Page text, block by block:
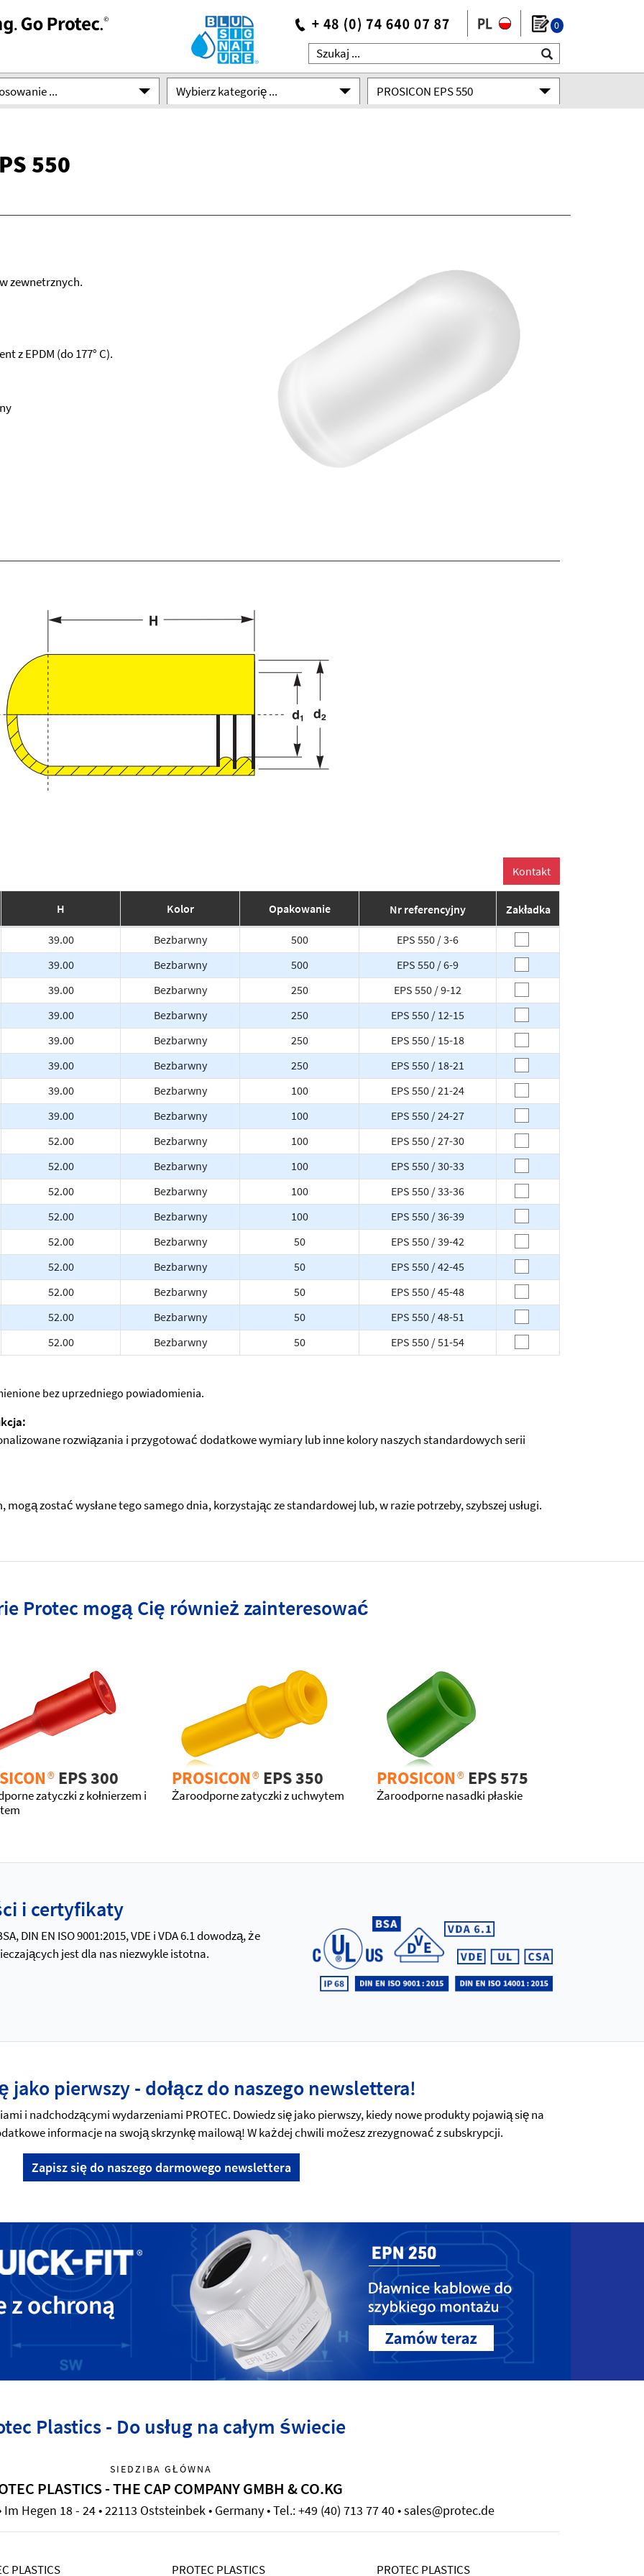
0
... Wybierz kategorię ... PROSICON EPS 550
550
zewnetrznych.
z EPDM (do 177° C).
H Kolor Opakowanie Nr referencyjny Zakładka
39.00 Bezbarwny 500
EPS 550 / 3-6
39.00 Bezbarwny 500
EPS 550 / 6-9
39.00 Bezbarwny 250
EPS 550 / 9-12
39.00 Bezbarwny 250
EPS 550 / 12-15
39.00 Bezbarwny 250
EPS 550 / 15-18
39.00 Bezbarwny 250
EPS 550 / 18-21
39.00 Bezbarwny 100
EPS 550 / 21-24
39.00 Bezbarwny 100
EPS 550 / 24-27
52.00 Bezbarwny 100
EPS 550 / 27-30
52.00 Bezbarwny 100
EPS 550 / 30-33
52.00 Bezbarwny 100
EPS 550 / 33-36
52.00 Bezbarwny 100
EPS 550 / 36-39
52.00 Bezbarwny 50
EPS 550 / 39-42
52.00 Bezbarwny 50
EPS 550 / 42-45
52.00 Bezbarwny 50
EPS 550 / 45-48
52.00 Bezbarwny 50
EPS 550 / 48-51
52.00 Bezbarwny 50 EPS 550 / 51-54
bez uprzedniego powiadomienia.
rozwiązania i przygotować dodatkowe wymiary lub inne kolory naszych standardowych serii
zostać wysłane tego samego dnia, korzystając ze standardowej lub, w razie potrzeby, szybszej usługi.
Protec mogą Cię również zainteresować
®EPS 300
zatyczki z kołnierzem i
PROSICON®EPS 350
Żaroodporne zatyczki z uchwytem
PROSICON®EPS 575
Żaroodporne nasadki płaskie
i certyfikaty
DIN EN ISO 9001:2015, VDE i VDA 6.1 dowodzą, że
jest dla nas niezwykle istotna.
jako pierwszy - dołącz do naszego newslettera!
i nadchodzącymi wydarzeniami PROTEC. Dowiedz się jako pierwszy, kiedy nowe produkty pojawią się na
informacje na swoją skrzynkę mailową! W każdej chwili możesz zrezygnować z subskrypcji.
Zapisz się do naszego darmowego newslettera
Plastics - Do usług na całym świecie
SIEDZIBA GŁÓWNA
PLASTICS - THE CAP COMPANY GMBH & CO.KG
Hegen 18 - 24 • 22113 Oststeinbek • Germany • Tel.: +49 (40) 713 77 40 • sales@protec.de
PLASTICS PROTEC PLASTICS PROTEC PLASTICS